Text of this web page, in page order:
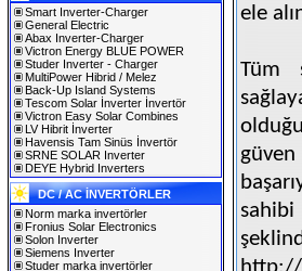
Smart Inverter-Charger
General Electric
Abax Inverter-Charger
Victron Energy BLUE POWER
Studer Inverter - Charger
MultiPower Hibrid / Melez
Back-Up Island Systems
Tescom Solar İnverter İnvertör
Victron Easy Solar Combines
LV Hibrit İnverter
Havensis Tam Sinüs İnvertör
SRNE SOLAR Inverter
DEYE Hybrid Inverters
DC / AC İNVERTÖRLER
Norm marka invertörler
Fronius Solar Electronics
Solon Inverter
Siemens Inverter
Studer marka invertörler
ele
Tüm
sahibi